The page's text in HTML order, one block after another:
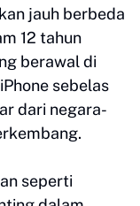
jauh berbeda
12 tahun
berawal di
sebelas
dari negara-
seperti